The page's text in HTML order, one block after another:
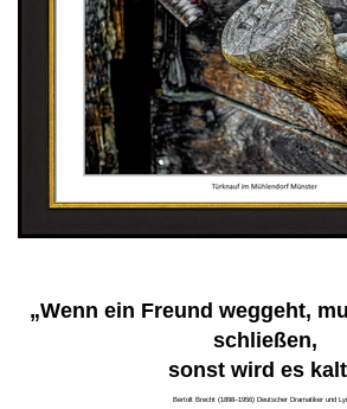
„Wenn ein Freund weggeht,
schließen,
sonst wird es
Bertolt Brecht (1898–1956) Deutscher Dramatiker und